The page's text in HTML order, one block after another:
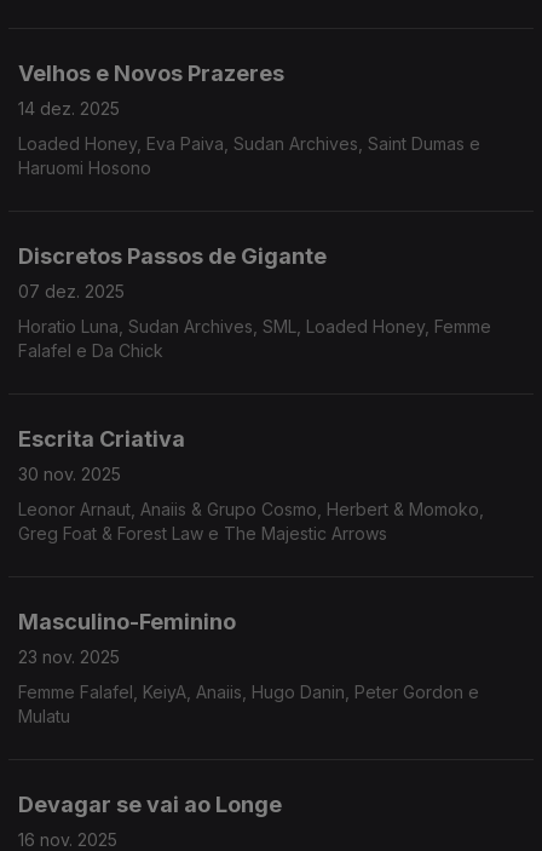
Velhos e Novos Prazeres
14 dez. 2025
Loaded Honey, Eva Paiva, Sudan Archives, Saint Dumas e
Haruomi Hosono
Discretos Passos de Gigante
07 dez. 2025
Horatio Luna, Sudan Archives, SML, Loaded Honey, Femme
Falafel e Da Chick
Escrita Criativa
30 nov. 2025
Leonor Arnaut, Anaiis & Grupo Cosmo, Herbert & Momoko,
Greg Foat & Forest Law e The Majestic Arrows
Masculino-Feminino
23 nov. 2025
Femme Falafel, KeiyA, Anaiis, Hugo Danin, Peter Gordon e
Mulatu
Devagar se vai ao Longe
16 nov. 2025